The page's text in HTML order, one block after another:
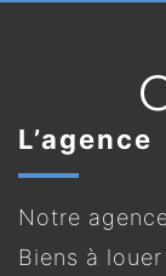
L’agence
Notre
Biens à louer